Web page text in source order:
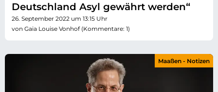
Deutschland Asyl gewährt werden“
26. September 2022 um 13:15 Uhr
von Gaia Louise Vonhof (Kommentare: 1)
Maaßen - Notizen